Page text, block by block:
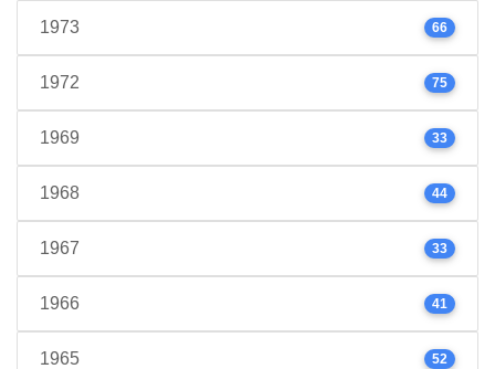
1973 66
1972 75
1969 33
1968 44
1967 33
1966 41
1965 52